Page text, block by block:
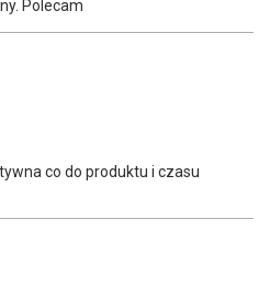
Polecam
co do produktu i czasu